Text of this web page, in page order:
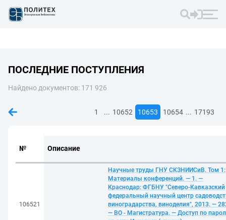
ПОСЛЕДНИЕ ПОСТУПЛЕНИЯ
Найдено документов: 171 926
1 ... 10652 10653 10654 ... 17193
№ Описание
106521
Научные труды ГНУ СКЗНИИСиВ. Том 1:
Материалы конференций. — 1. —
Краснодар: ФГБНУ "Северо-Кавказский
федеральный научный центр
виноградарства, виноделия", 2013. —
— ВО - Магистратура. — Доступ по